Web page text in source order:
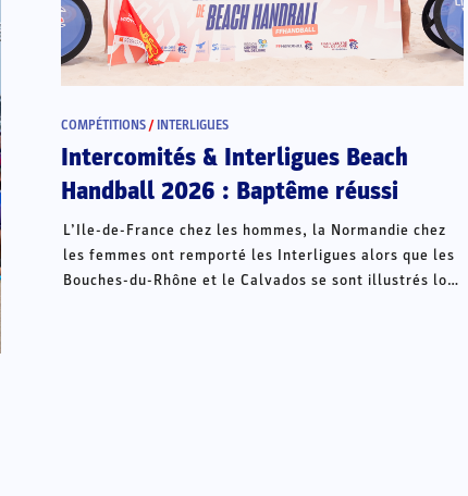
COMPÉTITIONS / INTERLIGUES
Intercomités & Interligues Beach
Handball 2026 : Baptême réussi
L’Ile-de-France chez les hommes, la Normandie chez
les femmes ont remporté les Interligues alors que les
Bouches-du-Rhône et le Calvados se sont illustrés lors